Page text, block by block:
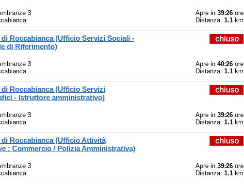
3
Apre in 39:26ore
Distanza: 1.1km
Roccabianca (Ufficio Servizi Sociali -
di Riferimento)
3
Apre in 40:26ore
Distanza: 1.1km
Roccabianca (Ufficio Servizi
- Istruttore amministrativo)
3
Apre in 39:26ore
Distanza: 1.1km
di Roccabianca (Ufficio Attività
: Commercio / Polizia Amministrativa)
3
Apre in 39:26ore
Distanza: 1.1km